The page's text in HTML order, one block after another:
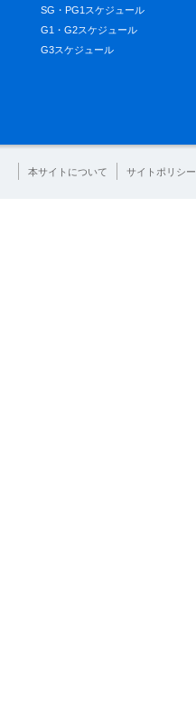
SG・PG1スケジュール
G1・G2スケジュール
G3スケジュール
本サイトについて サイトポリシー